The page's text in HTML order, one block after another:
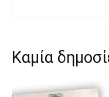
Καμία